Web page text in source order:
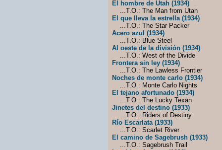
El hombre de Utah (1934)
...T.O.: The Man from Utah
El que lleva la estrella (1934)
...T.O.: The Star Packer
Acero azul (1934)
...T.O.: Blue Steel
Al oeste de la división (1934)
...T.O.: West of the Divide
Frontera sin ley (1934)
...T.O.: The Lawless Frontier
Noches de monte carlo (1934)
...T.O.: Monte Carlo Nights
El tejano afortunado (1934)
...T.O.: The Lucky Texan
Jinetes del destino (1933)
...T.O.: Riders of Destiny
Río Escarlata (1933)
...T.O.: Scarlet River
El camino de Sagebrush (1933)
...T.O.: Sagebrush Trail